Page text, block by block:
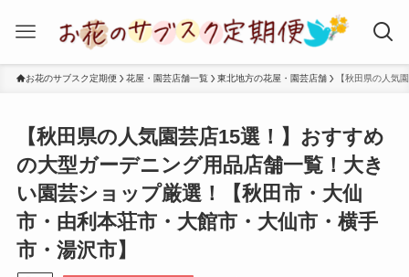
お花のサブスク定期便 花屋・園芸店舗一覧 東北地方の花屋・園芸店舗 【秋田県の人気
【秋田県の人気園芸店15選！】おすすめ
の大型ガーデニング用品店舗一覧！大き
い園芸ショップ厳選！【秋田市・大仙
市・由利本荘市・大館市・大仙市・横手
市・湯沢市】